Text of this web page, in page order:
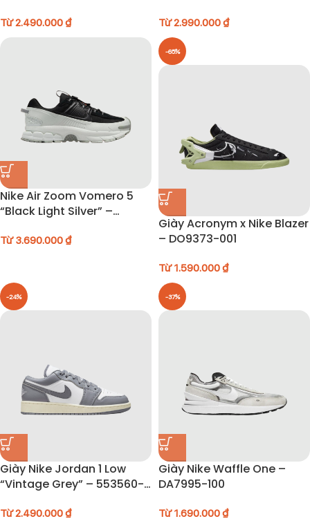
Từ2.490.000₫ Từ2.990.000₫
Nike Air Zoom Vomero 5
“Black Light Silver” –
Từ3.690.000₫
-65%
Giày Acronym x Nike Blazer
– DO9373-001
Từ1.590.000₫
-24%
Giày Nike Jordan 1 Low
“Vintage Grey” – 553560-
Từ2.490.000₫
-37%
Giày Nike Waffle One –
DA7995-100
Từ1.690.000₫